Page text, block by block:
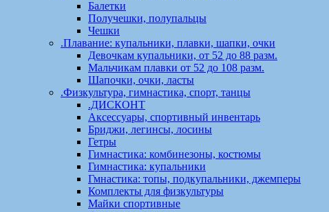
Балетки
Получешки, полупальцы
Чешки
.Плавание: купальники, плавки, шапки, очки
Девочкам купальники, от 52 до 88 разм.
Мальчикам плавки от 52 до 108 разм.
Шапочки, очки, ласты
.Физкультура, гимнастика, спорт, танцы
.ДИСКОНТ
Аксессуары, спортивный инвентарь
Бриджи, легинсы, лосины
Гетры
Гимнастика: комбинезоны, костюмы
Гимнастика: купальники
Гмнастика: топы, подкупальники, джемперы
Комплекты для физкультуры
Майки спортивные